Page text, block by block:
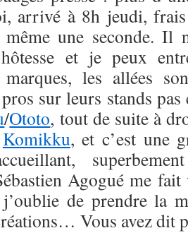
arrivé à 8h jeudi,
même une seconde. Il
et je peux
les allées
sur leurs stands
/Ototo, tout de suite à
Komikku, et c’est une
Agogué me
de prendre la
Vous avez dit